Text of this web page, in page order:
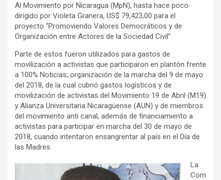
Al Movimiento por Nicaragua (MpN), hasta hace poco
dirigido por Violeta Granera, US$ 79,423,00 para el
proyecto “Promoviendo Valores Democráticos y de
Organización entre Actores de la Sociedad Civil”.
Parte de estos fueron utilizados para gastos de
movilización a activistas que participaron en plantón frente
a 100% Noticias; organización de la marcha del 9 de mayo
del 2018, de la cual cubrió gastos logísticos y de
movilización de activistas del Movimiento 19 de Abril (M19)
y Alianza Universitaria Nicaragüense (AUN) y de miembros
del movimiento anti canal, además de financiamiento a
activistas para participar en marcha del 30 de mayo de
2018, cuando intentaron ensangrentar al país en el Día de
las Madres.
La
Com